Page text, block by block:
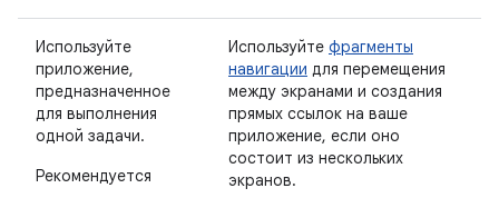
Используйте
приложение,
предназначенное
для выполнения
одной задачи.
Рекомендуется
Используйте фрагменты
навигации для перемещения
между экранами и создания
прямых ссылок на ваше
приложение, если оно
состоит из нескольких
экранов.